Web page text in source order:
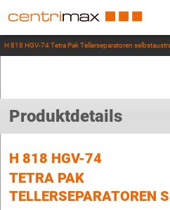
H 818 HGV-74 Tetra Pak Tellerseparatoren
Produktdetails
H 818 HGV-74
TETRA PAK
TELLERSEPARATOREN